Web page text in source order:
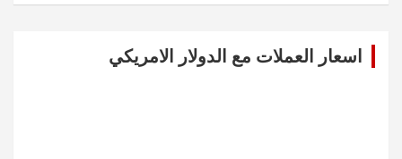
اسعار العملات مع الدولار الامريكي